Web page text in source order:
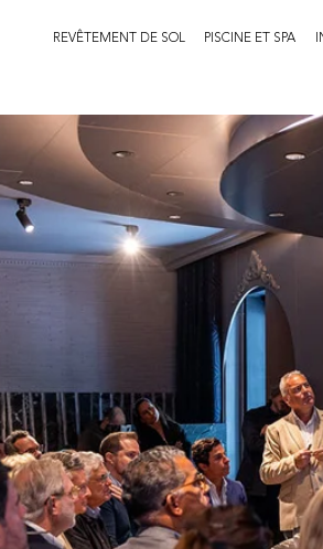
REVÊTEMENT DE SOL PISCINE ET SPA